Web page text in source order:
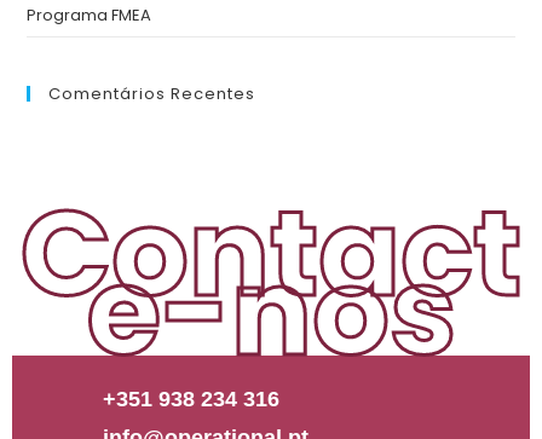
Programa FMEA
Comentários Recentes
Contact
e-nos
+351 938 234 316